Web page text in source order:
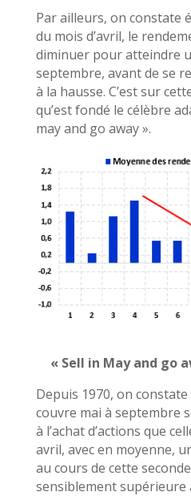
Par ailleurs, on constate
du mois d’avril, le
diminuer pour atteindre
septembre, avant de se
à la hausse. C’est sur
qu’est fondé le célèbre
may and go away ».
« Sell in May and go
Depuis 1970, on
couvre mai à septembre
à l’achat d’actions que
avril, avec en moyenne,
au cours de cette
sensiblement supérieure